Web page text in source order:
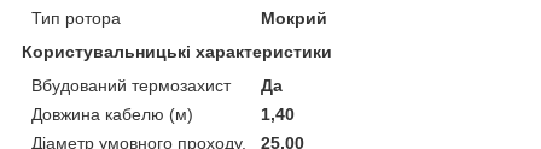
Тип ротора
Мокрий
Користувальницькі характеристики
Вбудований термозахист
Да
Довжина кабелю (м)
1,40
Діаметр умовного проходу,
25,00